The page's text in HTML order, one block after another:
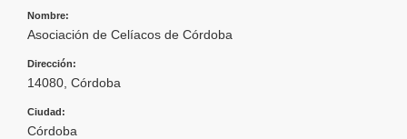
Nombre:
Asociación de Celíacos de Córdoba
Dirección:
14080, Córdoba
Ciudad:
Córdoba